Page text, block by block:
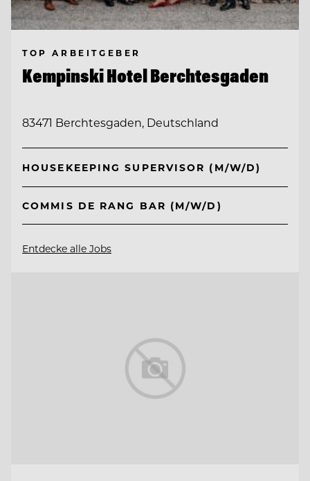
TOP ARBEITGEBER
Kempinski Hotel Berchtesgaden
83471 Berchtesgaden, Deutschland
HOUSEKEEPING SUPERVISOR (M/W/D)
COMMIS DE RANG BAR (M/W/D)
Entdecke alle Jobs